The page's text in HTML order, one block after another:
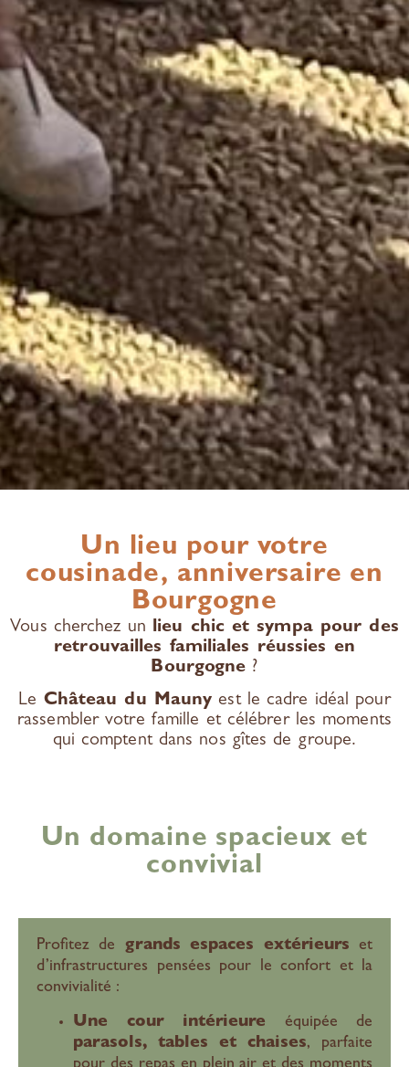
Un lieu pour votre
cousinade, anniversaire en
Bourgogne
Vous cherchez un lieu chic et sympa pour des
retrouvailles familiales réussies en
Bourgogne ?
Le Château du Mauny est le cadre idéal pour
rassembler votre famille et célébrer les moments
qui comptent dans nos gîtes de groupe.
Un domaine spacieux et
convivial
Profitez de grands espaces extérieurs et
d’infrastructures pensées pour le confort et la
convivialité :
Une cour intérieure équipée de
parasols, tables et chaises, parfaite